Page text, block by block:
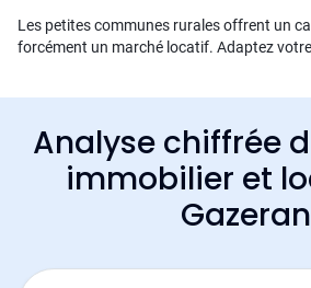
Les petites communes rurales offrent un
forcément un marché locatif. Adaptez
Analyse chiffrée
immobilier et
Gazeran